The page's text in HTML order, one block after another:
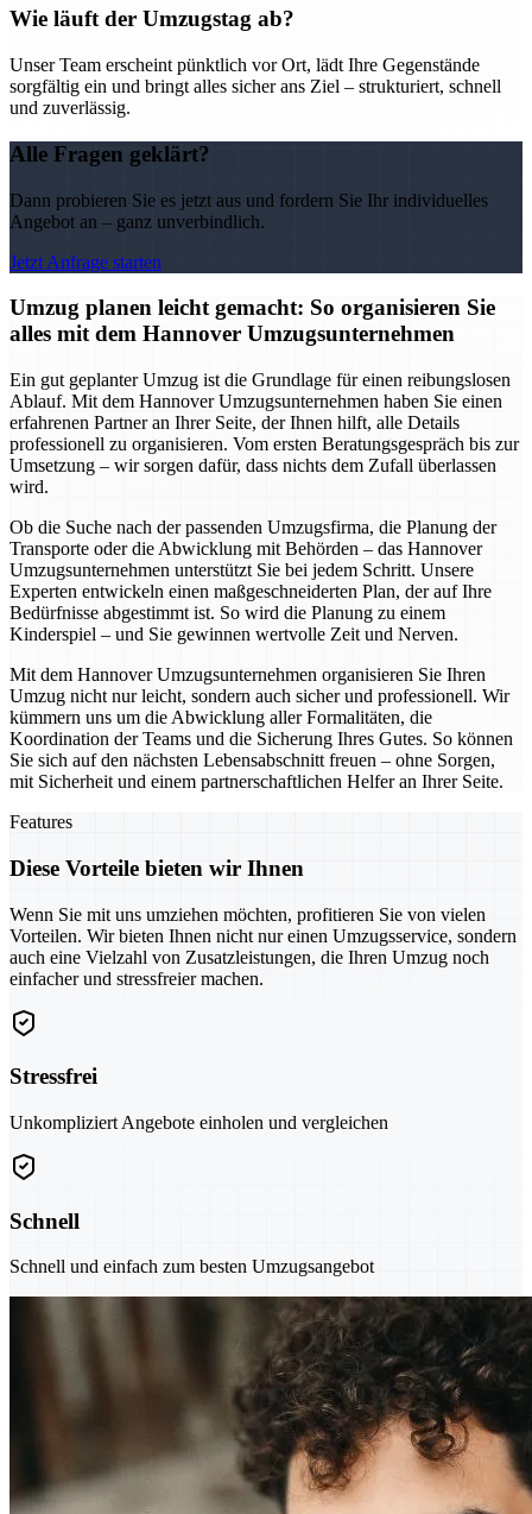
Wie läuft der Umzugstag ab?
Unser Team erscheint pünktlich vor Ort, lädt Ihre Gegenstände
sorgfältig ein und bringt alles sicher ans Ziel – strukturiert, schnell
und zuverlässig.
Alle Fragen geklärt?
Dann probieren Sie es jetzt aus und fordern Sie Ihr individuelles
Angebot an – ganz unverbindlich.
Jetzt Anfrage starten
Umzug planen leicht gemacht: So organisieren Sie
alles mit dem Hannover Umzugsunternehmen
Ein gut geplanter Umzug ist die Grundlage für einen reibungslosen
Ablauf. Mit dem Hannover Umzugsunternehmen haben Sie einen
erfahrenen Partner an Ihrer Seite, der Ihnen hilft, alle Details
professionell zu organisieren. Vom ersten Beratungsgespräch bis zur
Umsetzung – wir sorgen dafür, dass nichts dem Zufall überlassen
wird.
Ob die Suche nach der passenden Umzugsfirma, die Planung der
Transporte oder die Abwicklung mit Behörden – das Hannover
Umzugsunternehmen unterstützt Sie bei jedem Schritt. Unsere
Experten entwickeln einen maßgeschneiderten Plan, der auf Ihre
Bedürfnisse abgestimmt ist. So wird die Planung zu einem
Kinderspiel – und Sie gewinnen wertvolle Zeit und Nerven.
Mit dem Hannover Umzugsunternehmen organisieren Sie Ihren
Umzug nicht nur leicht, sondern auch sicher und professionell. Wir
kümmern uns um die Abwicklung aller Formalitäten, die
Koordination der Teams und die Sicherung Ihres Gutes. So können
Sie sich auf den nächsten Lebensabschnitt freuen – ohne Sorgen,
mit Sicherheit und einem partnerschaftlichen Helfer an Ihrer Seite.
Features
Diese Vorteile bieten wir Ihnen
Wenn Sie mit uns umziehen möchten, profitieren Sie von vielen
Vorteilen. Wir bieten Ihnen nicht nur einen Umzugsservice, sondern
auch eine Vielzahl von Zusatzleistungen, die Ihren Umzug noch
einfacher und stressfreier machen.
Stressfrei
Unkompliziert Angebote einholen und vergleichen
Schnell
Schnell und einfach zum besten Umzugsangebot